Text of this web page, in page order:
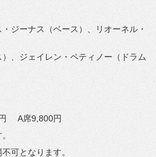
ジーナス（ベース）、リオーネル・
、ジェイレン・ペティノー（ ドラム
A席9,800円
可となります。